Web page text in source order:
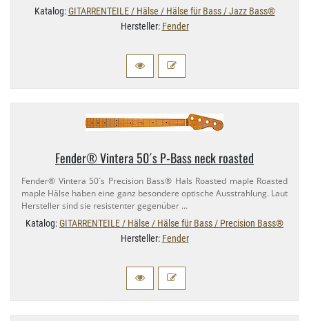
Katalog:GITARRENTEILE / Hälse / Hälse für Bass / Jazz Bass®
Hersteller: Fender
Fender® Vintera 50´s P-​Bass neck roasted
Fender® Vintera 50´s Precision Bass® Hals Roasted maple Roasted
maple Hälse haben eine ganz besondere optische Ausstrahlung. Laut
Hersteller sind sie resistenter gegenüber …
Katalog:GITARRENTEILE / Hälse / Hälse für Bass / Precision Bass®
Hersteller: Fender